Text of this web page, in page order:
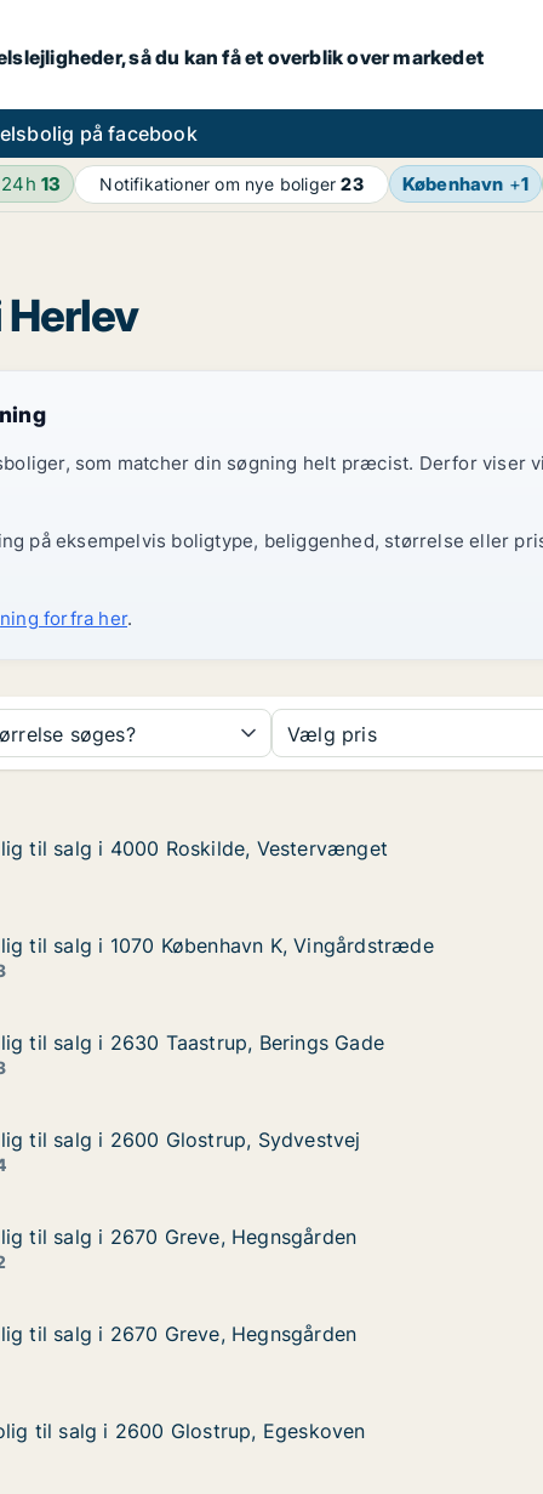
så du kan få et overblik over markedet
på facebook
24h13 Notifikationer om nye boliger23 København +1
som matcher din søgning helt præcist. Derfor viser
på eksempelvis boligtype, beliggenhed, størrelse eller
forfra her.
søges? Vælg pris
4000 Roskilde, Vestervænget
til salg i 4000 Roskilde, Vestervænget
til salg i 4000 Roskilde, Vestervænget
Vingårdstræde
København K, Vingårdstræde
til salg i 1070 København K, Vingårdstræde
til salg i 1070 København K, Vingårdstræde
Gade
Taastrup, Berings Gade
til salg i 2630 Taastrup, Berings Gade
til salg i 2630 Taastrup, Berings Gade
2600 Glostrup, Sydvestvej
til salg i 2600 Glostrup, Sydvestvej
til salg i 2600 Glostrup, Sydvestvej
Greve, Hegnsgården
til salg i 2670 Greve, Hegnsgården
til salg i 2670 Greve, Hegnsgården
Greve, Hegnsgården
til salg i 2670 Greve, Hegnsgården
til salg i 2670 Greve, Hegnsgården
2600 Glostrup, Egeskoven
til salg i 2600 Glostrup, Egeskoven
til salg i 2600 Glostrup, Egeskoven